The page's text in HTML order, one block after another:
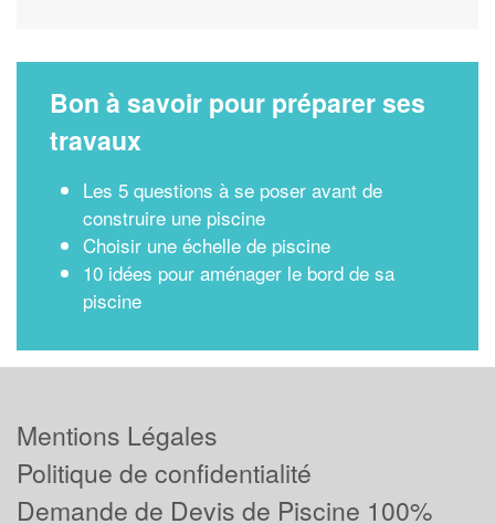
Bon à savoir pour préparer ses
travaux
Les 5 questions à se poser avant de
construire une piscine
Choisir une échelle de piscine
10 idées pour aménager le bord de sa
piscine
Mentions Légales
Politique de confidentialité
Demande de Devis de Piscine 100%